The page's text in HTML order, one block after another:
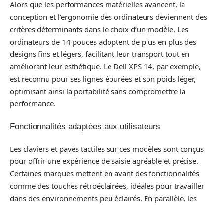
Alors que les performances matérielles avancent, la
conception et l’ergonomie des ordinateurs deviennent des
critères déterminants dans le choix d’un modèle. Les
ordinateurs de 14 pouces adoptent de plus en plus des
designs fins et légers, facilitant leur transport tout en
améliorant leur esthétique. Le Dell XPS 14, par exemple,
est reconnu pour ses lignes épurées et son poids léger,
optimisant ainsi la portabilité sans compromettre la
performance.
Fonctionnalités adaptées aux utilisateurs
Les claviers et pavés tactiles sur ces modèles sont conçus
pour offrir une expérience de saisie agréable et précise.
Certaines marques mettent en avant des fonctionnalités
comme des touches rétroéclairées, idéales pour travailler
dans des environnements peu éclairés. En parallèle, les